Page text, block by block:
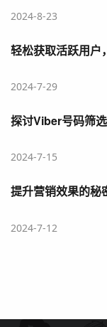
2024-8-23
轻松获取活跃用户
2024-7-29
探讨Viber号码筛
2024-7-15
提升营销效果的
2024-7-12